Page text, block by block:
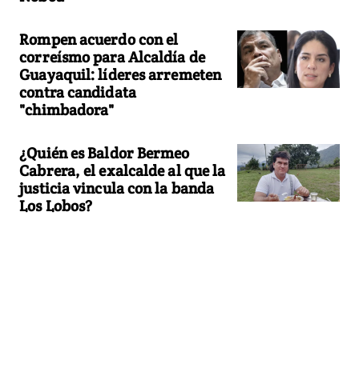
Rompen acuerdo con el
correísmo para Alcaldía de
Guayaquil: líderes arremeten
contra candidata
"chimbadora"
¿Quién es Baldor Bermeo
Cabrera, el exalcalde al que la
justicia vincula con la banda
Los Lobos?